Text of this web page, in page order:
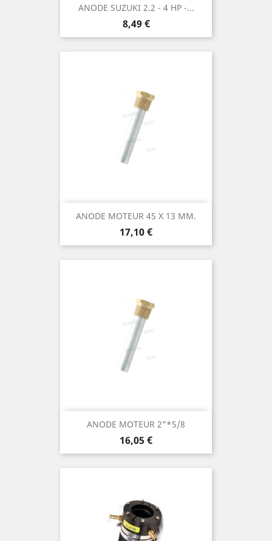
ANODE SUZUKI 2.2 - 4 HP -...
Prix
8,49 €
ANODE MOTEUR 45 X 13 MM.
Prix
17,10 €
ANODE MOTEUR 2"*5/8
Prix
16,05 €